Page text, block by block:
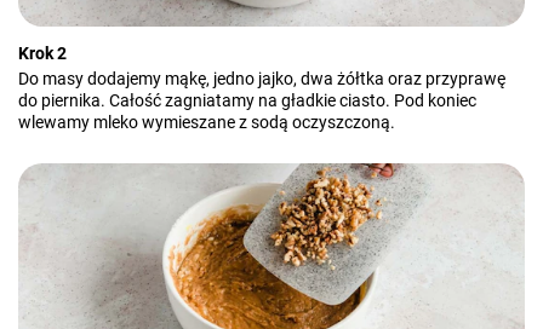
Krok 2
Do masy dodajemy mąkę, jedno jajko, dwa żółtka oraz przyprawę
do piernika. Całość zagniatamy na gładkie ciasto. Pod koniec
wlewamy mleko wymieszane z sodą oczyszczoną.